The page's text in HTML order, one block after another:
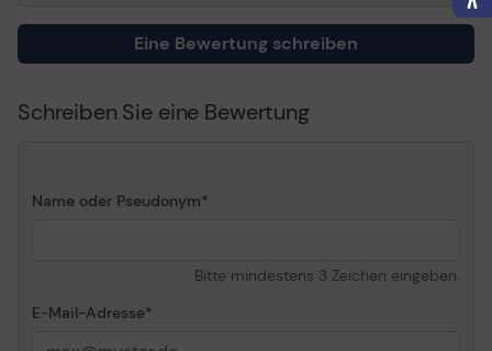
Stelle
Lieferung
Volle Vertragslaufzeit
5 Jahre
Reaktionszeit
9 Stunden am Tag / 5
Details
Servicevereinbarung -
Vorabaustausch defekter
Eine Bewertung schreiben
Schreiben Sie eine Bewertung
Name oder Pseudonym
Bitte mindestens 3 Zeichen eingeben.
E-Mail-Adresse